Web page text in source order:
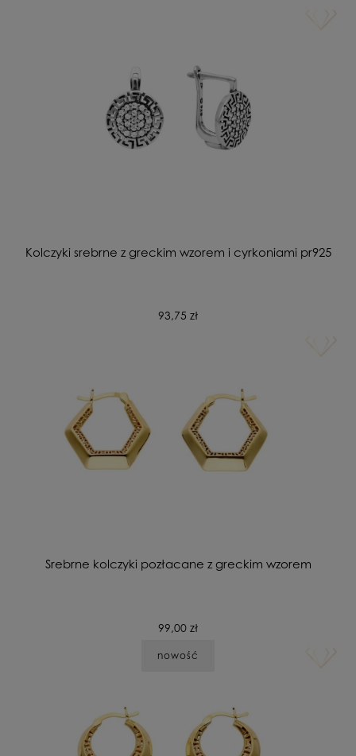
Kolczyki srebrne z greckim wzorem i cyrkoniami pr925
93,75 zł
Srebrne kolczyki pozłacane z greckim wzorem
99,00 zł
nowość